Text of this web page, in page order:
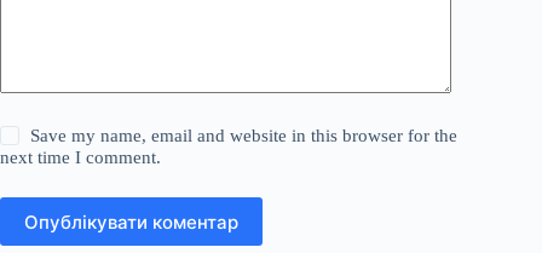
Save my name, email and website in this browser for the
next time I comment.
Опублікувати коментар